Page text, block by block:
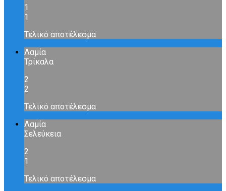
1
1
Τελικό αποτέλεσμα
Λαμία
Τρίκαλα
2
2
Τελικό αποτέλεσμα
Λαμία
Σελεύκεια
2
1
Τελικό αποτέλεσμα